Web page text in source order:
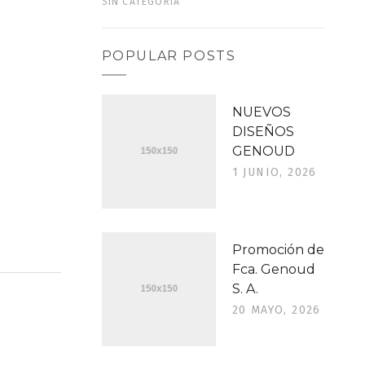
POPULAR POSTS
NUEVOS
DISEÑOS
GENOUD
1 JUNIO, 2026
Promoción de
Fca. Genoud
S. A.
20 MAYO, 2026